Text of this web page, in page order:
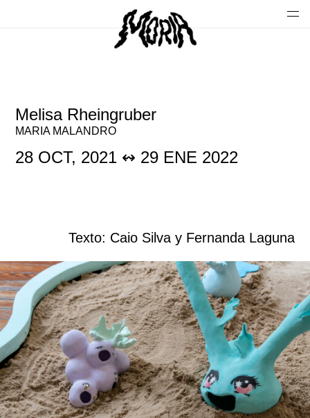
Melisa Rheingruber
MARIA MALANDRO
28 OCT, 2021 ↭ 29 ENE 2022
Texto: Caio Silva y Fernanda Laguna